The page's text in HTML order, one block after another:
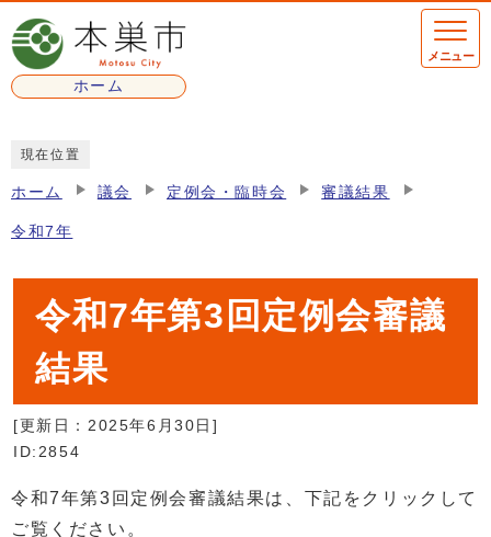
ページの先頭です
ホーム
メニュー
現在位置
ホーム 議会 定例会・臨時会 審議結果
令和7年
令和7年第3回定例会審議
結果
[更新日： 2025年6月30日 ]
ID:2854
令和7年第3回定例会審議結果は、下記をクリックして
ご覧ください。